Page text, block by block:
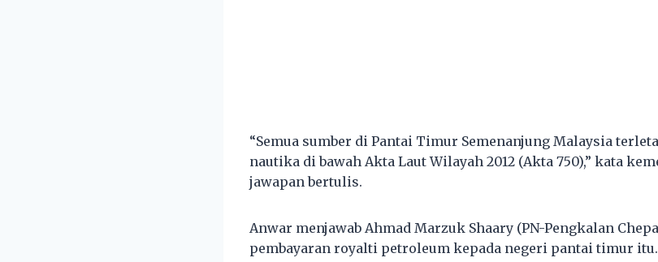
“Semua sumber di Pantai Timur Semenanjung Malaysia
nautika di bawah Akta Laut Wilayah 2012 (Akta 750),” kata
jawapan bertulis.
Anwar menjawab Ahmad Marzuk Shaary (PN-Pengkalan
pembayaran royalti petroleum kepada negeri pantai timur itu.